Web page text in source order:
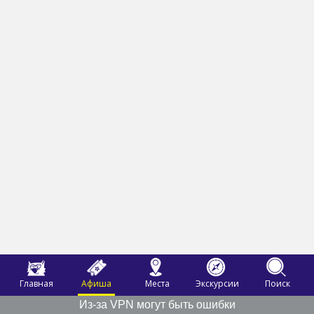
Главная Афиша Места Экскурсии
Поиск
Из-за VPN могут быть ошибки